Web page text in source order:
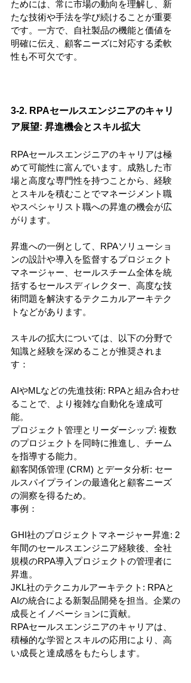
ためには、常に市場の動向を理解し、新
たな技術や手法を学び続けることが重要
です。一方で、自社製品の機能と価値を
明確に伝え、顧客ニーズに対応する柔軟
性も不可欠です。
3-2. RPAセールスエンジニアのキャリ
ア展望: 昇進機会とスキル拡大
RPAセールスエンジニアのキャリアは極
めて可能性に富んでいます。成熟した市
場と高度な専門性を持つことから、経験
とスキルを積むことでマネージメント職
やスペシャリスト職への昇進の機会が広
がります。
昇進への一例として、RPAソリューショ
ンの設計や導入を監督するプロジェクト
マネージャー、セールスチーム全体を統
括するセールスディレクター、高度な技
術問題を解決するテクニカルアーキテク
トなどがあります。
スキルの拡大については、以下の分野で
知識と経験を深めることが推奨されま
す：
AIやMLなどの先進技術: RPAと組み合わせ
ることで、より複雑な自動化を達成可
能。
プロジェクト管理とリーダーシップ: 複数
のプロジェクトを同時に推進し、チーム
を指導する能力。
顧客関係管理 (CRM) とデータ分析: セー
ルスパイプラインの最適化と顧客ニーズ
の洞察を得るため。
事例：
GHI社のプロジェクトマネージャー昇進: 2
年間のセールスエンジニア経験後、全社
規模のRPA導入プロジェクトの管理者に
昇進。
JKL社のテクニカルアーキテクト: RPAと
AIの統合による新製品開発を担当。企業の
成長とイノベーションに貢献。
RPAセールスエンジニアのキャリアは、
積極的な学習とスキルの応用により、高
い成長と達成感をもたらします。